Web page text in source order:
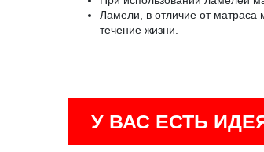
Ламели, в отличие от матраса
течение жизни.
У ВАС ЕСТЬ